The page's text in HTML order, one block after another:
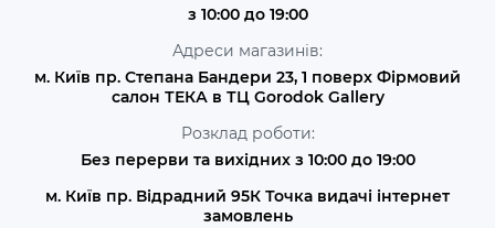
з 10:00 до 19:00
Адреси магазинів:
м. Київ пр. Степана Бандери 23, 1 поверх Фірмовий
салон ТЕКА в ТЦ Gorodok Gallery
Розклад роботи:
Без перерви та вихідних з 10:00 до 19:00
м. Київ пр. Відрадний 95К Точка видачі інтернет
замовлень